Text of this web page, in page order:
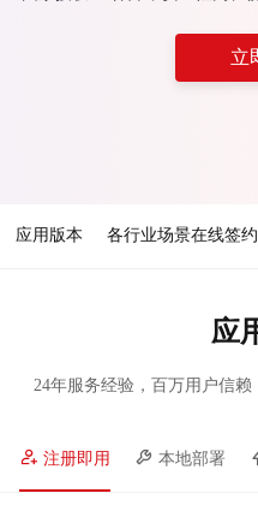
立
应用版本 各行业场景在线签约
应
24年服务经验，百万用户信
注册即用 本地部署